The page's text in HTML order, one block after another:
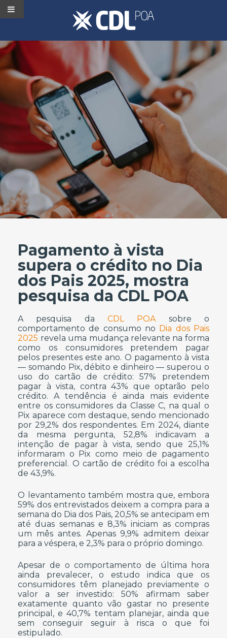
Pagamento à vista
supera o crédito no Dia
dos Pais 2025, mostra
pesquisa da CDL POA
A pesquisa da CDL POA sobre o
comportamento de consumo no Dia dos Pais
2025 revela uma mudança relevante na forma
como os consumidores pretendem pagar
pelos presentes este ano. O pagamento à vista
— somando Pix, débito e dinheiro — superou o
uso do cartão de crédito: 57% pretendem
pagar à vista, contra 43% que optarão pelo
crédito. A tendência é ainda mais evidente
entre os consumidores da Classe C, na qual o
Pix aparece com destaque, sendo mencionado
por 29,2% dos respondentes. Em 2024, diante
da mesma pergunta, 52,8% indicavam a
intenção de pagar à vista, sendo que 25,1%
informaram o Pix como meio de pagamento
preferencial. O cartão de crédito foi a escolha
de 43,9%.
O levantamento também mostra que, embora
59% dos entrevistados deixem a compra para a
semana do Dia dos Pais, 20,5% se antecipam em
até duas semanas e 8,3% iniciam as compras
um mês antes. Apenas 9,9% admitem deixar
para a véspera, e 2,3% para o próprio domingo.
Apesar de o comportamento de última hora
ainda prevalecer, o estudo indica que os
consumidores têm planejado previamente o
valor a ser investido: 50% afirmam saber
exatamente quanto vão gastar no presente
principal, e 40,7% tentam planejar, ainda que
sem conseguir seguir à risca o que foi
estipulado.